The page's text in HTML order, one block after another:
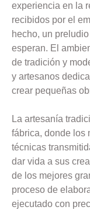
experiencia en la
recibidos por el
hecho, un
esperan. El
de tradición y
y artesanos
crear pequeñas
La artesanía
fábrica, donde los
técnicas
dar vida a sus
de los mejores
proceso de
ejecutado con